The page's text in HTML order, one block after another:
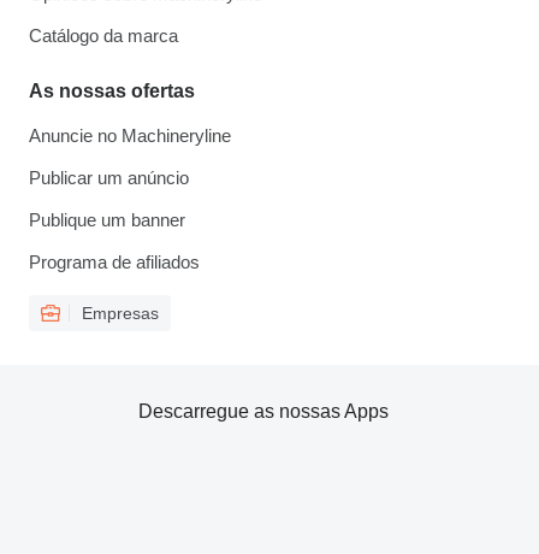
Catálogo da marca
As nossas ofertas
Anuncie no Machineryline
Publicar um anúncio
Publique um banner
Programa de afiliados
Empresas
Descarregue as nossas Apps